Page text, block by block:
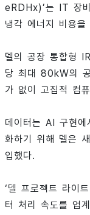
eRDHx)’는 IT 장
냉각 에너지 비용
델의 공장 통합형
당 최대 80kW의
가 없이 고집적 컴
데이터는 AI 구현
화하기 위해 델은
입했다.
‘델 프로젝트 라이
터 처리 속도를 업